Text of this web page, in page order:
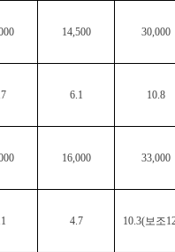
14,500 30,000
6.1 10.8
16,000 33,000
4.7 10.3(보조